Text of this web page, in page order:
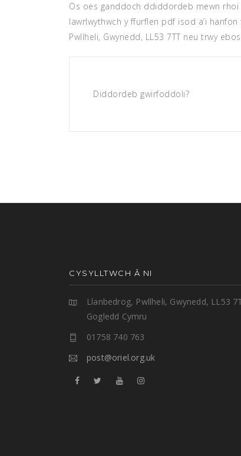
Os oes ganddoch ddiddordeb mewn rhoi
lawrlwythwch y ffurflen pdf isod a’i
Pwllheli, Gwynedd, LL53 7TT neu trwy
Diddordeb gwirfoddoli?
CYSYLLTWCH Â NI
Llanbedrog, Pwllheli, Gwynedd, LL53
Gogledd Cymru
01758 740 763
post@oriel.org.uk